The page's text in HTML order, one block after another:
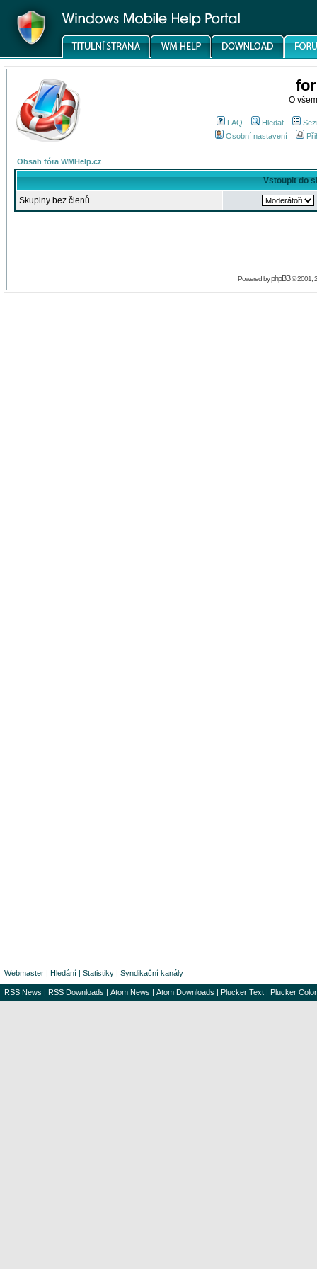
O
FAQ Hledat
Osobní nastavení
Obsah fóra WMHelp.cz
Vstoupit do
Skupiny bez členů
Powered byphpBB© 2001,
Webmaster | Hledání | Statistiky | Syndikační kanály
RSS News | RSS Downloads | Atom News | Atom Downloads | Plucker Text | Plucker Color